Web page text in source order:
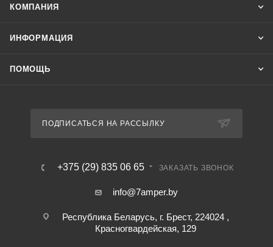
КОМПАНИЯ
ИНФОРМАЦИЯ
ПОМОЩЬ
ПОДПИСАТЬСЯ НА РАССЫЛКУ
+375 (29) 835 06 65 ЗАКАЗАТЬ ЗВОНОК
info@7amper.by
Республика Беларусь, г. Брест, 224024 ,
Красногвардейская, 129